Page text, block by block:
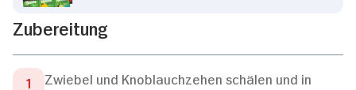
Zubereitung
Zwiebel und Knoblauchzehen schälen und in